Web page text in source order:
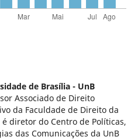
de Brasília - UnB
Associado de Direito
da Faculdade de Direito da
diretor do Centro de Políticas,
das Comunicações da UnB